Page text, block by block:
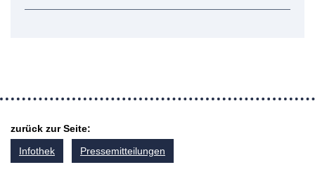
zurück zur Seite:
Infothek
Pressemitteilungen